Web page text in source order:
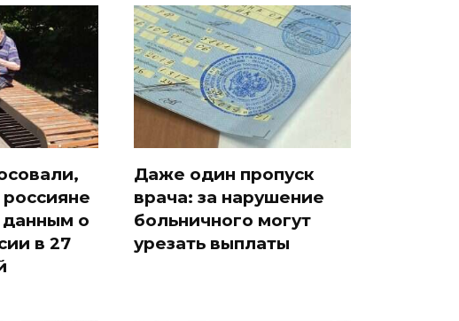
о
в 27
Даже один пропуск
врача: за нарушение
больничного могут
урезать выплаты